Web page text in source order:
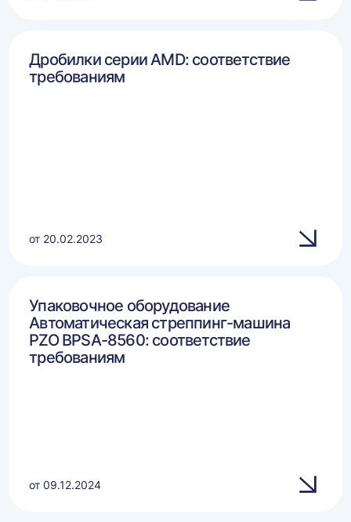
Дробилки серии AMD: соответствие
требованиям
от 20.02.2023
Упаковочное оборудование
Автоматическая стреппинг-машина
PZO BPSA-8560: соответствие
требованиям
от 09.12.2024